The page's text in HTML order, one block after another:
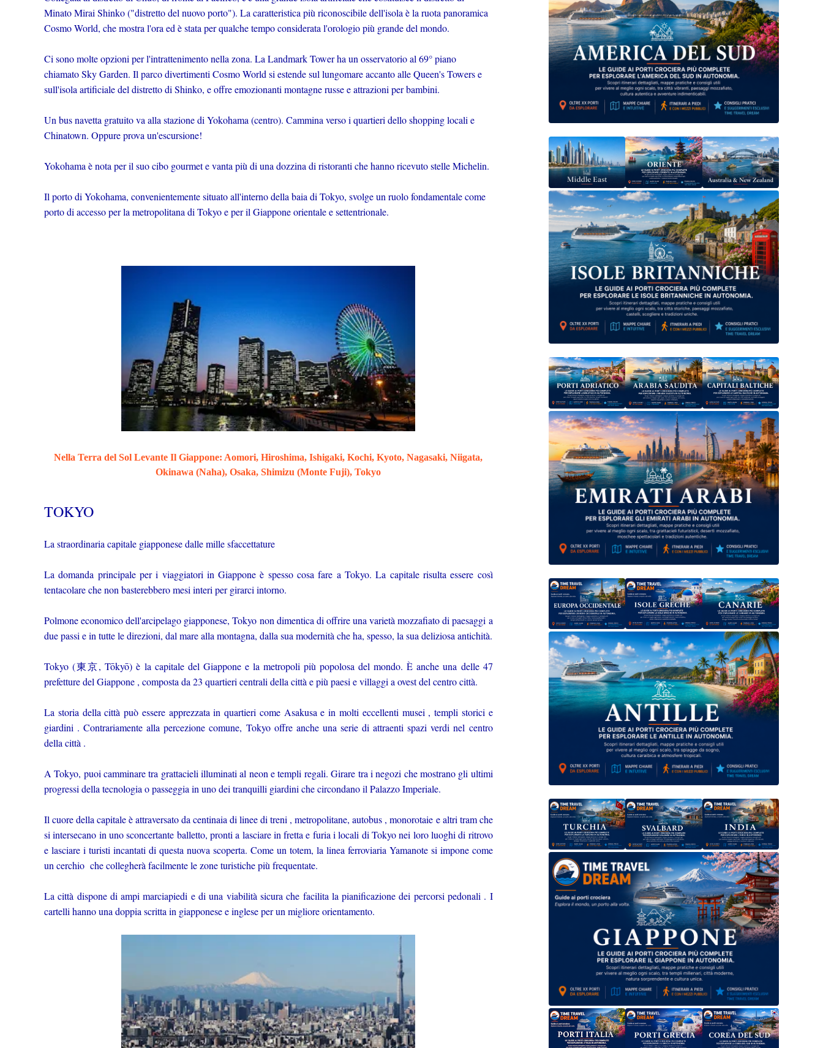
Minato Mirai Shinko ("distretto del nuovo porto"). La caratteristica più riconoscibile dell'isola è la ruota panoramica
Cosmo World, che mostra l'ora ed è stata per qualche tempo considerata l'orologio più grande del mondo.
Ci sono molte opzioni per l'intrattenimento nella zona. La Landmark Tower ha un osservatorio al 69° piano
chiamato Sky Garden. Il parco divertimenti Cosmo World si estende sul lungomare accanto alle Queen's Towers e
sull'isola artificiale del distretto di Shinko, e offre emozionanti montagne russe e attrazioni per bambini.
Un bus navetta gratuito va alla stazione di Yokohama (centro). Cammina verso i quartieri dello shopping locali e
Chinatown. Oppure prova un'escursione!
Yokohama è nota per il suo cibo gourmet e vanta più di una dozzina di ristoranti che hanno ricevuto stelle Michelin.
Il porto di Yokohama, convenientemente situato all'interno della baia di Tokyo, svolge un ruolo fondamentale come
porto di accesso per la metropolitana di Tokyo e per il Giappone orientale e settentrionale.
Nella Terra del Sol Levante Il Giappone: Aomori, Hiroshima, Ishigaki, Kochi, Kyoto, Nagasaki, Niigata,
Okinawa (Naha), Osaka, Shimizu (Monte Fuji), Tokyo
TOKYO
La straordinaria capitale giapponese dalle mille sfaccettature
La domanda principale per i viaggiatori in Giappone è spesso cosa fare a Tokyo. La capitale risulta essere così
tentacolare che non basterebbero mesi interi per girarci intorno.
Polmone economico dell'arcipelago giapponese, Tokyo non dimentica di offrire una varietà mozzafiato di paesaggi a
due passi e in tutte le direzioni, dal mare alla montagna, dalla sua modernità che ha, spesso, la sua deliziosa antichità.
Tokyo (東京, Tōkyō) è la capitale del Giappone e la metropoli più popolosa del mondo. È anche una delle 47
prefetture del Giappone , composta da 23 quartieri centrali della città e più paesi e villaggi a ovest del centro città.
La storia della città può essere apprezzata in quartieri come Asakusa e in molti eccellenti musei , templi storici e
giardini . Contrariamente alla percezione comune, Tokyo offre anche una serie di attraenti spazi verdi nel centro
della città .
A Tokyo, puoi camminare tra grattacieli illuminati al neon e templi regali. Girare tra i negozi che mostrano gli ultimi
progressi della tecnologia o passeggia in uno dei tranquilli giardini che circondano il Palazzo Imperiale.
Il cuore della capitale è attraversato da centinaia di linee di treni , metropolitane, autobus , monorotaie e altri tram che
si intersecano in uno sconcertante balletto, pronti a lasciare in fretta e furia i locali di Tokyo nei loro luoghi di ritrovo
e lasciare i turisti incantati di questa nuova scoperta. Come un totem, la linea ferroviaria Yamanote si impone come
un cerchio che collegherà facilmente le zone turistiche più frequentate.
La città dispone di ampi marciapiedi e di una viabilità sicura che facilita la pianificazione dei percorsi pedonali . I
cartelli hanno una doppia scritta in giapponese e inglese per un migliore orientamento.